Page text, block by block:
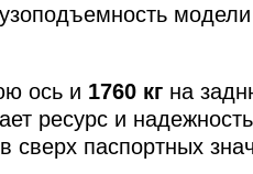
ось и 1760 кг на
ресурс и
сверх паспортных